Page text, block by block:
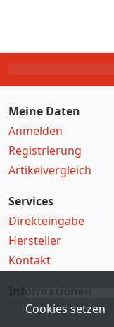
Meine Daten
Anmelden
Registrierung
Artikelvergleich
Services
Direkteingabe
Hersteller
Kontakt
Informationen
Cookies setzen